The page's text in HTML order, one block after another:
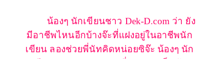
น้องๆ นักเขียนชาว Dek-D.com ว่า ยัง
มีอาชีพไหนอีกบ้างจ๊ะที่แฝงอยู่ในอาชีพนัก
เขียน ลองช่วยพี่นัทคิดหน่อยซิจ๊ะ น้องๆ นัก